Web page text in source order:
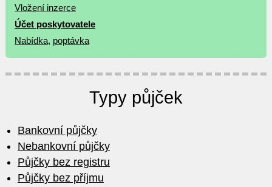
Vložení inzerce
Účet poskytovatele
Nabídka, poptávka
Typy půjček
Bankovní půjčky
Nebankovní půjčky
Půjčky bez registru
Půjčky bez příjmu